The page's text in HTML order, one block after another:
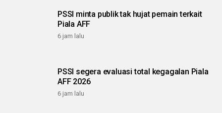
PSSI minta publik tak hujat pemain terkait
Piala AFF
6 jam lalu
PSSI segera evaluasi total kegagalan Piala
AFF 2026
6 jam lalu